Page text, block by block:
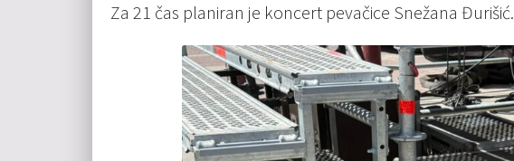
Za 21 čas planiran je koncert pevačice Snežana Đurišić.